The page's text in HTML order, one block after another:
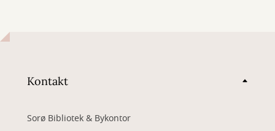
Kontakt
Sorø Bibliotek & Bykontor